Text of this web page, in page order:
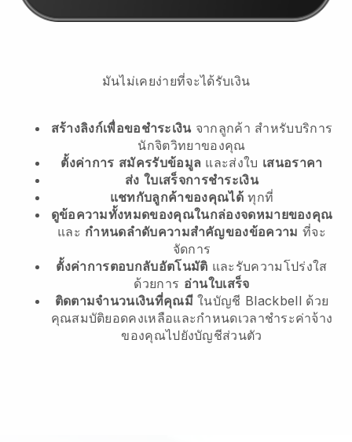
มันไม่เคยง่ายที่จะได้รับเงิน
สร้างลิงก์เพื่อขอชำระเงินจากลูกค้า สำหรับบริการ
นักจิตวิทยาของคุณ
ตั้งค่าการ สมัครรับข้อมูล และส่งใบ เสนอราคา
ส่ง ใบเสร็จการชำระเงิน
แชทกับลูกค้าของคุณได้ทุกที่
ดูข้อความทั้งหมดของคุณในกล่องจดหมายของคุณ
และ กำหนดลำดับความสำคัญของข้อความ ที่จะ
จัดการ
ตั้งค่าการตอบกลับอัตโนมัติ และรับความโปร่งใส
ด้วยการ อ่านใบเสร็จ
ติดตามจำนวนเงินที่คุณมีในบัญชี Blackbell ด้วย
คุณสมบัติยอดคงเหลือและกำหนดเวลาชำระค่าจ้าง
ของคุณไปยังบัญชีส่วนตัว